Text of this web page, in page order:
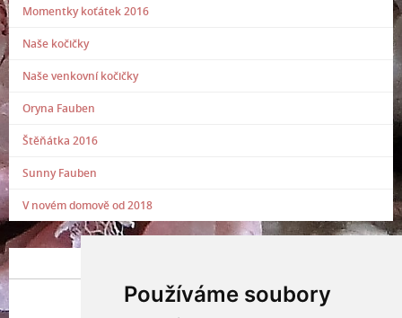
Používáme soubory
Momentky koťátek 2016
Naše kočičky
Naše venkovní kočičky
Oryna Fauben
Štěňátka 2016
Sunny Fauben
V novém domově od 2018